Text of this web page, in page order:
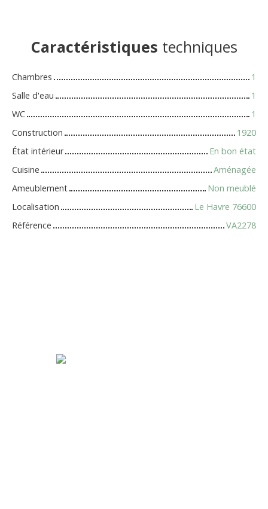
Caractéristiques techniques
Chambres
1
Salle d'eau
1
WC
1
Construction
1920
État intérieur
En bon état
Cuisine
Aménagée
Ameublement
Non meublé
Localisation
Le Havre 76600
Référence
VA2278